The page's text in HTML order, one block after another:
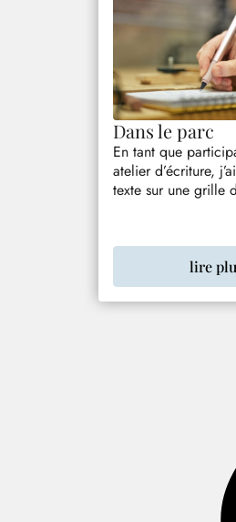
Dans le parc
En tant que
atelier d’écriture,
texte sur une grille
lire